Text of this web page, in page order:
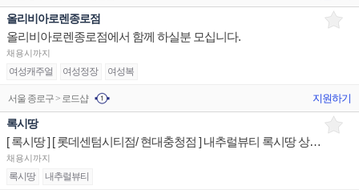
올리비아로렌종로점
올리비아로렌종로점에서 함께 하실분 모십니다.
채용시까지
여성캐주얼 여성정장 여성복
서울 종로구 > 로드샵 지원하기
록시땅
[ 록시땅 ] [ 롯데센텀시티점/ 현대충청점 ] 내추럴뷰티 록시땅 상품/진열/지원 판매전문직원
채용시까지
록시땅 내추럴뷰티